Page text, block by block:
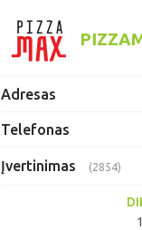
Adresas
Telefonas
Įvertinimas (2854)